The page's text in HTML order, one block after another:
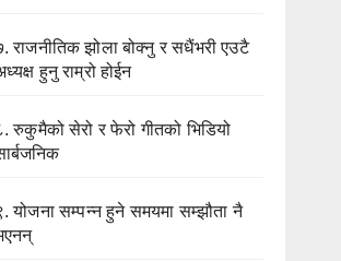
राजनीतिक झोला बोक्नु र सधैंभरी एउटै
हुनु राम्रो होईन
रुकुमैको सेरो र फेरो गीतको भिडियो
योजना सम्पन्न हुने समयमा सम्झौता नै